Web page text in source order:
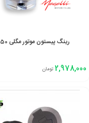
رینگ پیستون موتور مگلی 250
2,978,000 تومان